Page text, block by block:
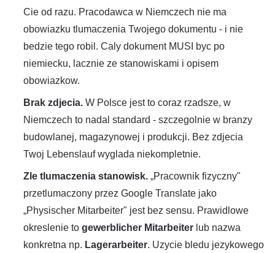
Cie od razu. Pracodawca w Niemczech nie ma
obowiazku tlumaczenia Twojego dokumentu - i nie
bedzie tego robil. Caly dokument MUSI byc po
niemiecku, lacznie ze stanowiskami i opisem
obowiazkow.
Brak zdjecia.W Polsce jest to coraz rzadsze, w
Niemczech to nadal standard - szczegolnie w branzy
budowlanej, magazynowej i produkcji. Bez zdjecia
Twoj Lebenslauf wyglada niekompletnie.
Zle tlumaczenia stanowisk.„Pracownik fizyczny"
przetlumaczony przez Google Translate jako
„Physischer Mitarbeiter" jest bez sensu. Prawidlowe
okreslenie togewerblicher Mitarbeiter lub nazwa
konkretna np. Lagerarbeiter. Uzycie bledu jezykowego